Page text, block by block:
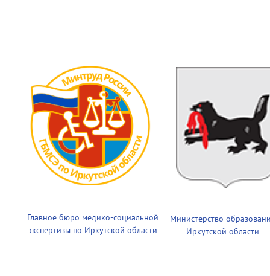
Главное бюро медико-социальной
экспертизы по Иркутской области
Министерство
Иркутской области